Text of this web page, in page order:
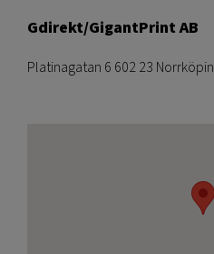
Gdirekt/GigantPrint AB
Platinagatan 6 602 23